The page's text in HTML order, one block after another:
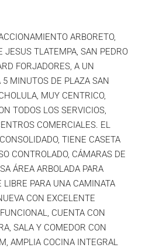
ARBORETO,
JESUS TLATEMPA, SAN PEDRO
FORJADORES, A UN
5 MINUTOS DE PLAZA SAN
MUY CENTRICO,
TODOS LOS SERVICIOS,
COMERCIALES. EL
TIENE CASETA
CONTROLADO, CÁMARAS DE
ÁREA ARBOLADA PARA
PARA UNA CAMINATA
CON EXCELENTE
CUENTA CON
SALA Y COMEDOR CON
AMPLIA COCINA INTEGRAL